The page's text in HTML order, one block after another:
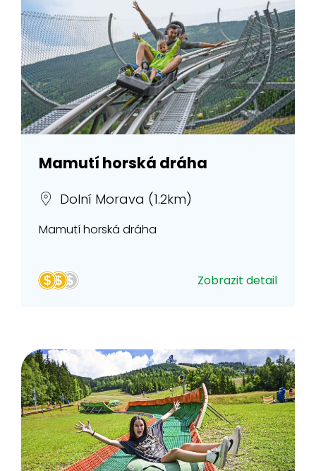
Mamutí horská dráha
Dolní Morava (1.2km)
Mamutí horská dráha
Zobrazit detail